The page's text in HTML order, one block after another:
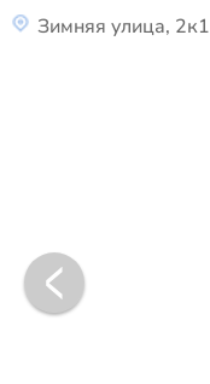
Зимняя улица, 2к1